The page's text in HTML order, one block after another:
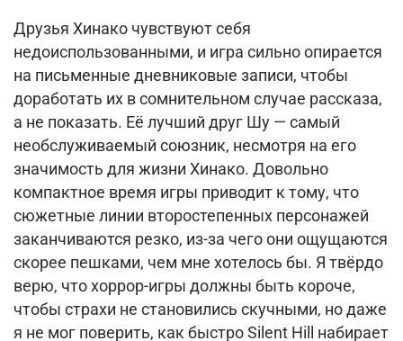
Друзья Хинако чувствуют себя
недоиспользованными, и игра сильно опирается
на письменные дневниковые записи, чтобы
доработать их в сомнительном случае рассказа,
а не показать. Её лучший друг Шу — самый
необслуживаемый союзник, несмотря на его
значимость для жизни Хинако. Довольно
компактное время игры приводит к тому, что
сюжетные линии второстепенных персонажей
заканчиваются резко, из-за чего они ощущаются
скорее пешками, чем мне хотелось бы. Я твёрдо
верю, что хоррор-игры должны быть короче,
чтобы страхи не становились скучными, но даже
я не мог поверить, как быстро Silent Hill набирает